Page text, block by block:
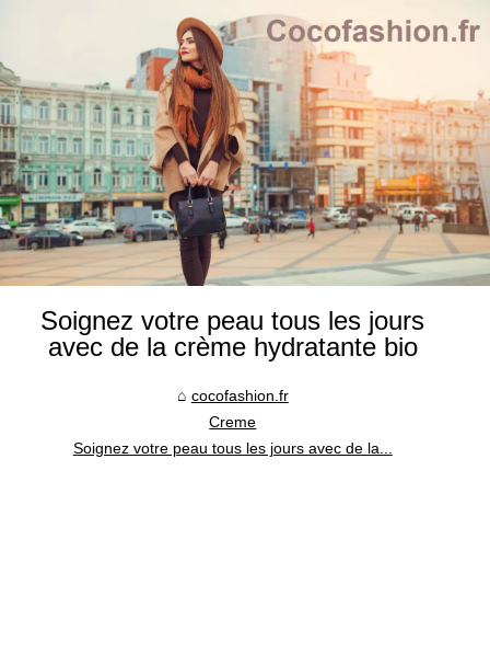
Soignez votre peau tous les jours
avec de la crème hydratante bio
cocofashion.fr
Creme
Soignez votre peau tous les jours avec de la...